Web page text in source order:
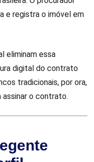
e registra o imóvel em
eliminam essa
digital do contrato
tradicionais, por ora,
assinar o contrato.